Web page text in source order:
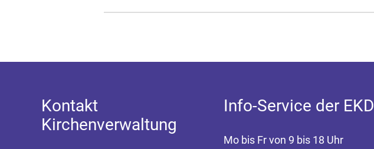
Kontakt
Kirchenverwaltung
Info-Service der EKD
Mo bis Fr von 9 bis 18 Uhr